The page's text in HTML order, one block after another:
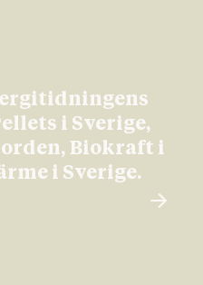
i Sverige,
Biokraft i
i Sverige.